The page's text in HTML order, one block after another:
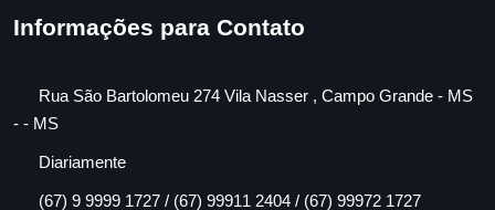
Informações para Contato
Rua São Bartolomeu 274 Vila Nasser , Campo Grande - MS
- - MS
Diariamente
(67) 9 9999 1727 / (67) 99911 2404 / (67) 99972 1727